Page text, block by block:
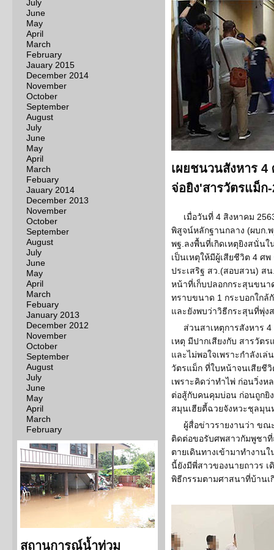
July
June
May
April
March
February
Jauary 2015
December 2014
November
October
September
August
July
June
May
April
March
Febuary
Jauary 2014
December 2013
November
October
September
August
July
June
May
April
March
Febuary
January 2013
December 2012
November
October
September
August
July
June
May
April
March
February
สถานการณ์น้ำท่วม
เผยชนวนสังหาร
จ่อยิง'สารวัตรแม็ก
เมื่อวันที่ 4 สิงหาคม
พิสูจน์หลักฐานกลาง (ผบก.
พฐ.ลงพื้นที่เกิดเหตุยิงสนั่น
เป็นเหตุให้มีผู้เสียชีวิต 4 ศ
ประเสริฐ สว.(สอบสวน) ส
หน้าที่เก็บปลอกกระสุนขนา
ทราบขนาด 1 กระบอกใกล้
และยังพบว่าวิธีกระสุนที่พุ่ง
ส่วนสาเหตุการสังหาร
เหตุ มีปากเสียงกับ สารวัต
และไม่พอใจเพราะกำลังเ
วัตรแม็ก ที่ใบหน้าจนเสียชี
เพราะคิดว่าทำไพ่ ก่อนวิ่งห
ต่อสู้กับคนคุมบ่อน ก่อนถูกยิ
สมุนเฮียตี้ฉวยจังหวะชุลมุ
ผู้สื่อข่าวรายงานว่า ข
ติดต่อขอรับศพสาวกัมพูชาที่
ตายเดินทางเข้ามาทำงาน
นี้ยังมีพี่สาวของนายถาวร
พิธีกรรมตามศาสนาที่บ้านเ